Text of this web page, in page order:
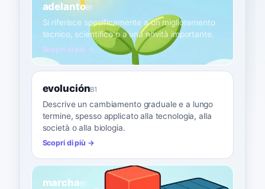
adelantoB1
Si riferisce specificamente a un miglioramento
tecnico, scientifico o a una novità importante.
Scopri di più →
evoluciónB1
Descrive un cambiamento graduale e a lungo
termine, spesso applicato alla tecnologia, alla
società o alla biologia.
Scopri di più →
marchaB1